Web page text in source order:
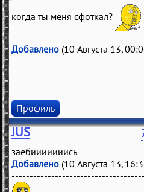
когда ты меня сфоткал?
Добавлено (10 Августа 13,
Профиль
JUS
заебииииииись
Добавлено (10 Августа 13,